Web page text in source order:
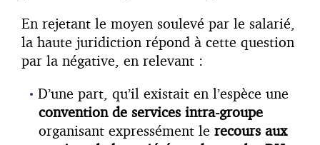
En rejetant le moyen soulevé par le salarié,
la haute juridiction répond à cette question
par la négative, en relevant :
D’une part, qu’il existait en l’espèce une
convention de services intra-groupe
organisant expressément le recours aux